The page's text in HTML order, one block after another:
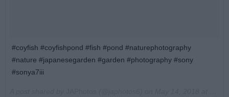
#coyfish #coyfishpond #fish #pond #naturephotography
#nature #japanesegarden #garden #photography #sony
#sonya7iii